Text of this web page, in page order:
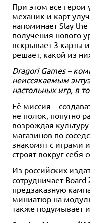
При этом все герои
механик и карт
напоминает Slay
получения нового
вскрывает 3 карты
решает, какой из
Dragori Games –
неиссякаемым
настольных игр, в
Её миссия –
не полок, попутно
возрождая
магазинов по
знакомят с играми
строят вокруг себя
Из российских
сотрудничает
предзаказную
миниатюр на
также подумывает